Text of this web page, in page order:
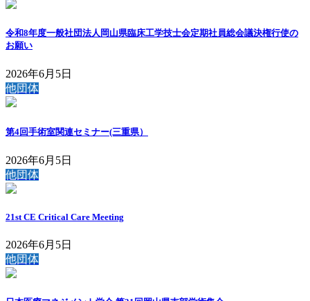
令和8年度一般社団法人岡山県臨床工学技士会定期社員総会議決権行使の
お願い
2026年6月5日
他団体
第4回手術室関連セミナー(三重県）
2026年6月5日
他団体
21st CE Critical Care Meeting
2026年6月5日
他団体